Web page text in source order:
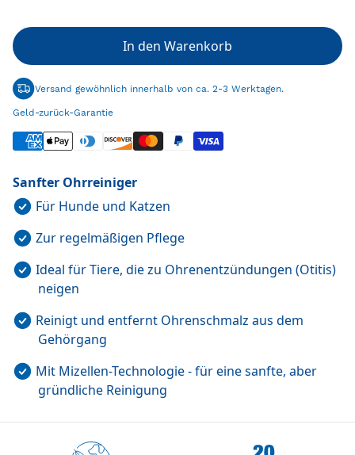
In den Warenkorb
Versand gewöhnlich innerhalb von ca. 2-3 Werktagen.
Geld-zurück-Garantie
Sanfter Ohrreiniger
Für Hunde und Katzen
Zur regelmäßigen Pflege
Ideal für Tiere, die zu Ohrenentzündungen (Otitis)
neigen
Reinigt und entfernt Ohrenschmalz aus dem
Gehörgang
Mit Mizellen-Technologie - für eine sanfte, aber
gründliche Reinigung